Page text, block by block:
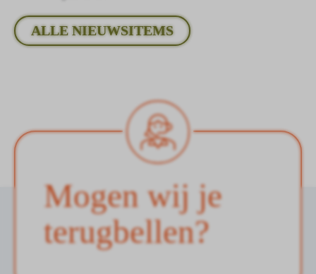
ALLE NIEUWSITEMS
Mogen wij je
terugbellen?